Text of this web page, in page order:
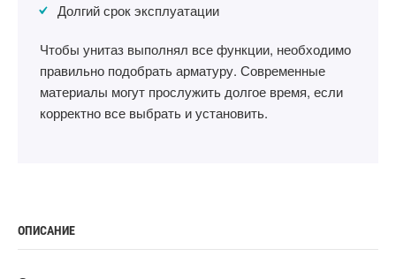
Долгий срок эксплуатации
Чтобы унитаз выполнял все функции, необходимо
правильно подобрать арматуру. Современные
материалы могут прослужить долгое время, если
корректно все выбрать и установить.
ОПИСАНИЕ